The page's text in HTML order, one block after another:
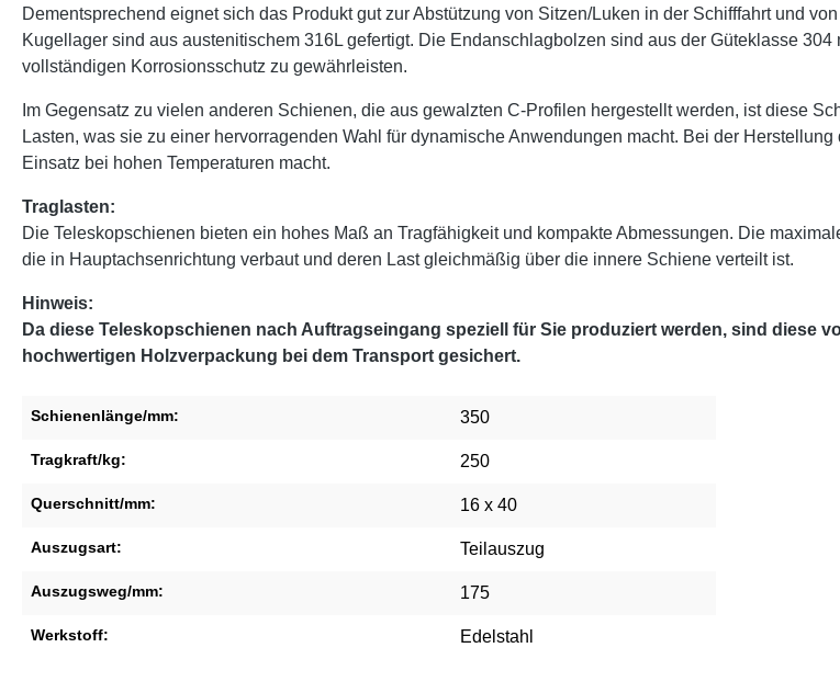
Dementsprechend eignet sich das Produkt gut zur Abstützung von Sitzen/Luken in der Schifffahrt und
Kugellager sind aus austenitischem 316L gefertigt. Die Endanschlagbolzen sind aus der Güteklasse
vollständigen Korrosionsschutz zu gewährleisten.
Im Gegensatz zu vielen anderen Schienen, die aus gewalzten C-Profilen hergestellt werden, ist diese
Lasten, was sie zu einer hervorragenden Wahl für dynamische Anwendungen macht. Bei der
Einsatz bei hohen Temperaturen macht.
Traglasten:
Die Teleskopschienen bieten ein hohes Maß an Tragfähigkeit und kompakte Abmessungen. Die
die in Hauptachsenrichtung verbaut und deren Last gleichmäßig über die innere Schiene verteilt ist.
Hinweis:
Da diese Teleskopschienen nach Auftragseingang speziell für Sie produziert werden, sind diese
hochwertigen Holzverpackung bei dem Transport gesichert.
Schienenlänge/mm: 350
Tragkraft/kg: 250
Querschnitt/mm: 16 x 40
Auszugsart: Teilauszug
Auszugsweg/mm: 175
Werkstoff: Edelstahl